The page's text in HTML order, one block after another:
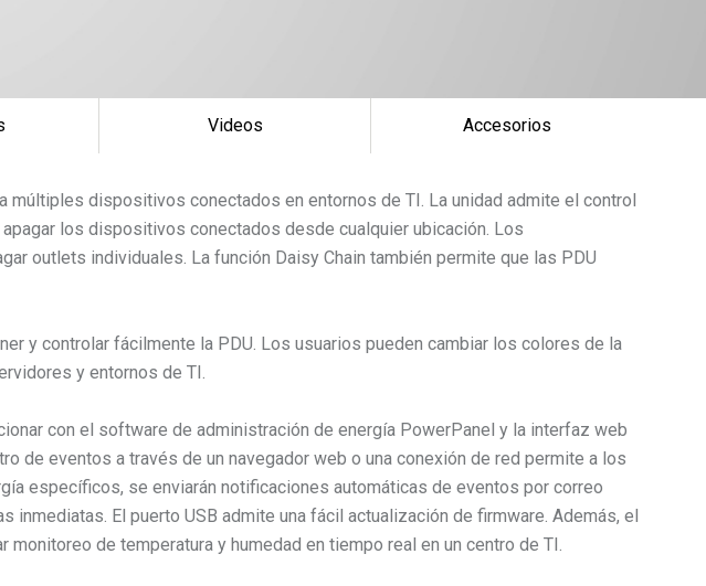
Videos Accesorios
múltiples dispositivos conectados en entornos de TI. La unidad admite el control
los dispositivos conectados desde cualquier ubicación. Los
outlets individuales. La función Daisy Chain también permite que las PDU
y controlar fácilmente la PDU. Los usuarios pueden cambiar los colores de la
y entornos de TI.
con el software de administración de energía PowerPanel y la interfaz web
de eventos a través de un navegador web o una conexión de red permite a los
específicos, se enviarán notificaciones automáticas de eventos por correo
El puerto USB admite una fácil actualización de firmware. Además, el
de temperatura y humedad en tiempo real en un centro de TI.